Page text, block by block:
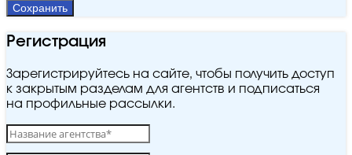
Сохранить
Регистрация
Зарегистрируйтесь на сайте, чтобы получить доступ
к закрытым разделам для агентств и подписаться
на профильные рассылки.